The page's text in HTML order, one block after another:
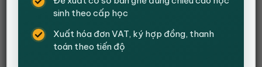
sinh theo cấp học
Xuất hóa đơn VAT, ký hợp đồng, thanh
toán theo tiến độ